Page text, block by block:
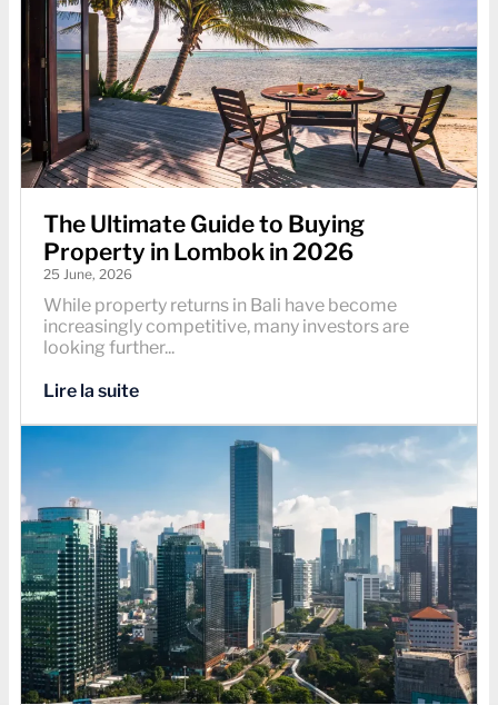
The Ultimate Guide to Buying
Property in Lombok in 2026
25 June, 2026
While property returns in Bali have become
increasingly competitive, many investors are
looking further...
Lire la suite